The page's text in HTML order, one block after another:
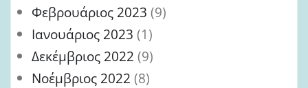
Φεβρουάριος 2023 (9)
Ιανουάριος 2023 (1)
Δεκέμβριος 2022 (9)
Νοέμβριος 2022 (8)